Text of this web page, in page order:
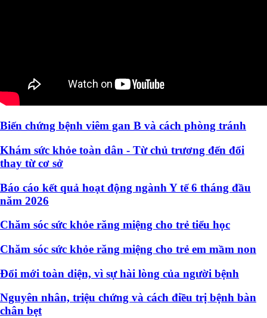
Biến chứng bệnh viêm gan B và cách phòng tránh
Khám sức khỏe toàn dân - Từ chủ trương đến đổi
thay từ cơ sở
Báo cáo kết quả hoạt động ngành Y tế 6 tháng đầu
năm 2026
Chăm sóc sức khỏe răng miệng cho trẻ tiểu học
Chăm sóc sức khỏe răng miệng cho trẻ em mầm non
Đổi mới toàn diện, vì sự hài lòng của người bệnh
Nguyên nhân, triệu chứng và cách điều trị bệnh bàn
chân bẹt